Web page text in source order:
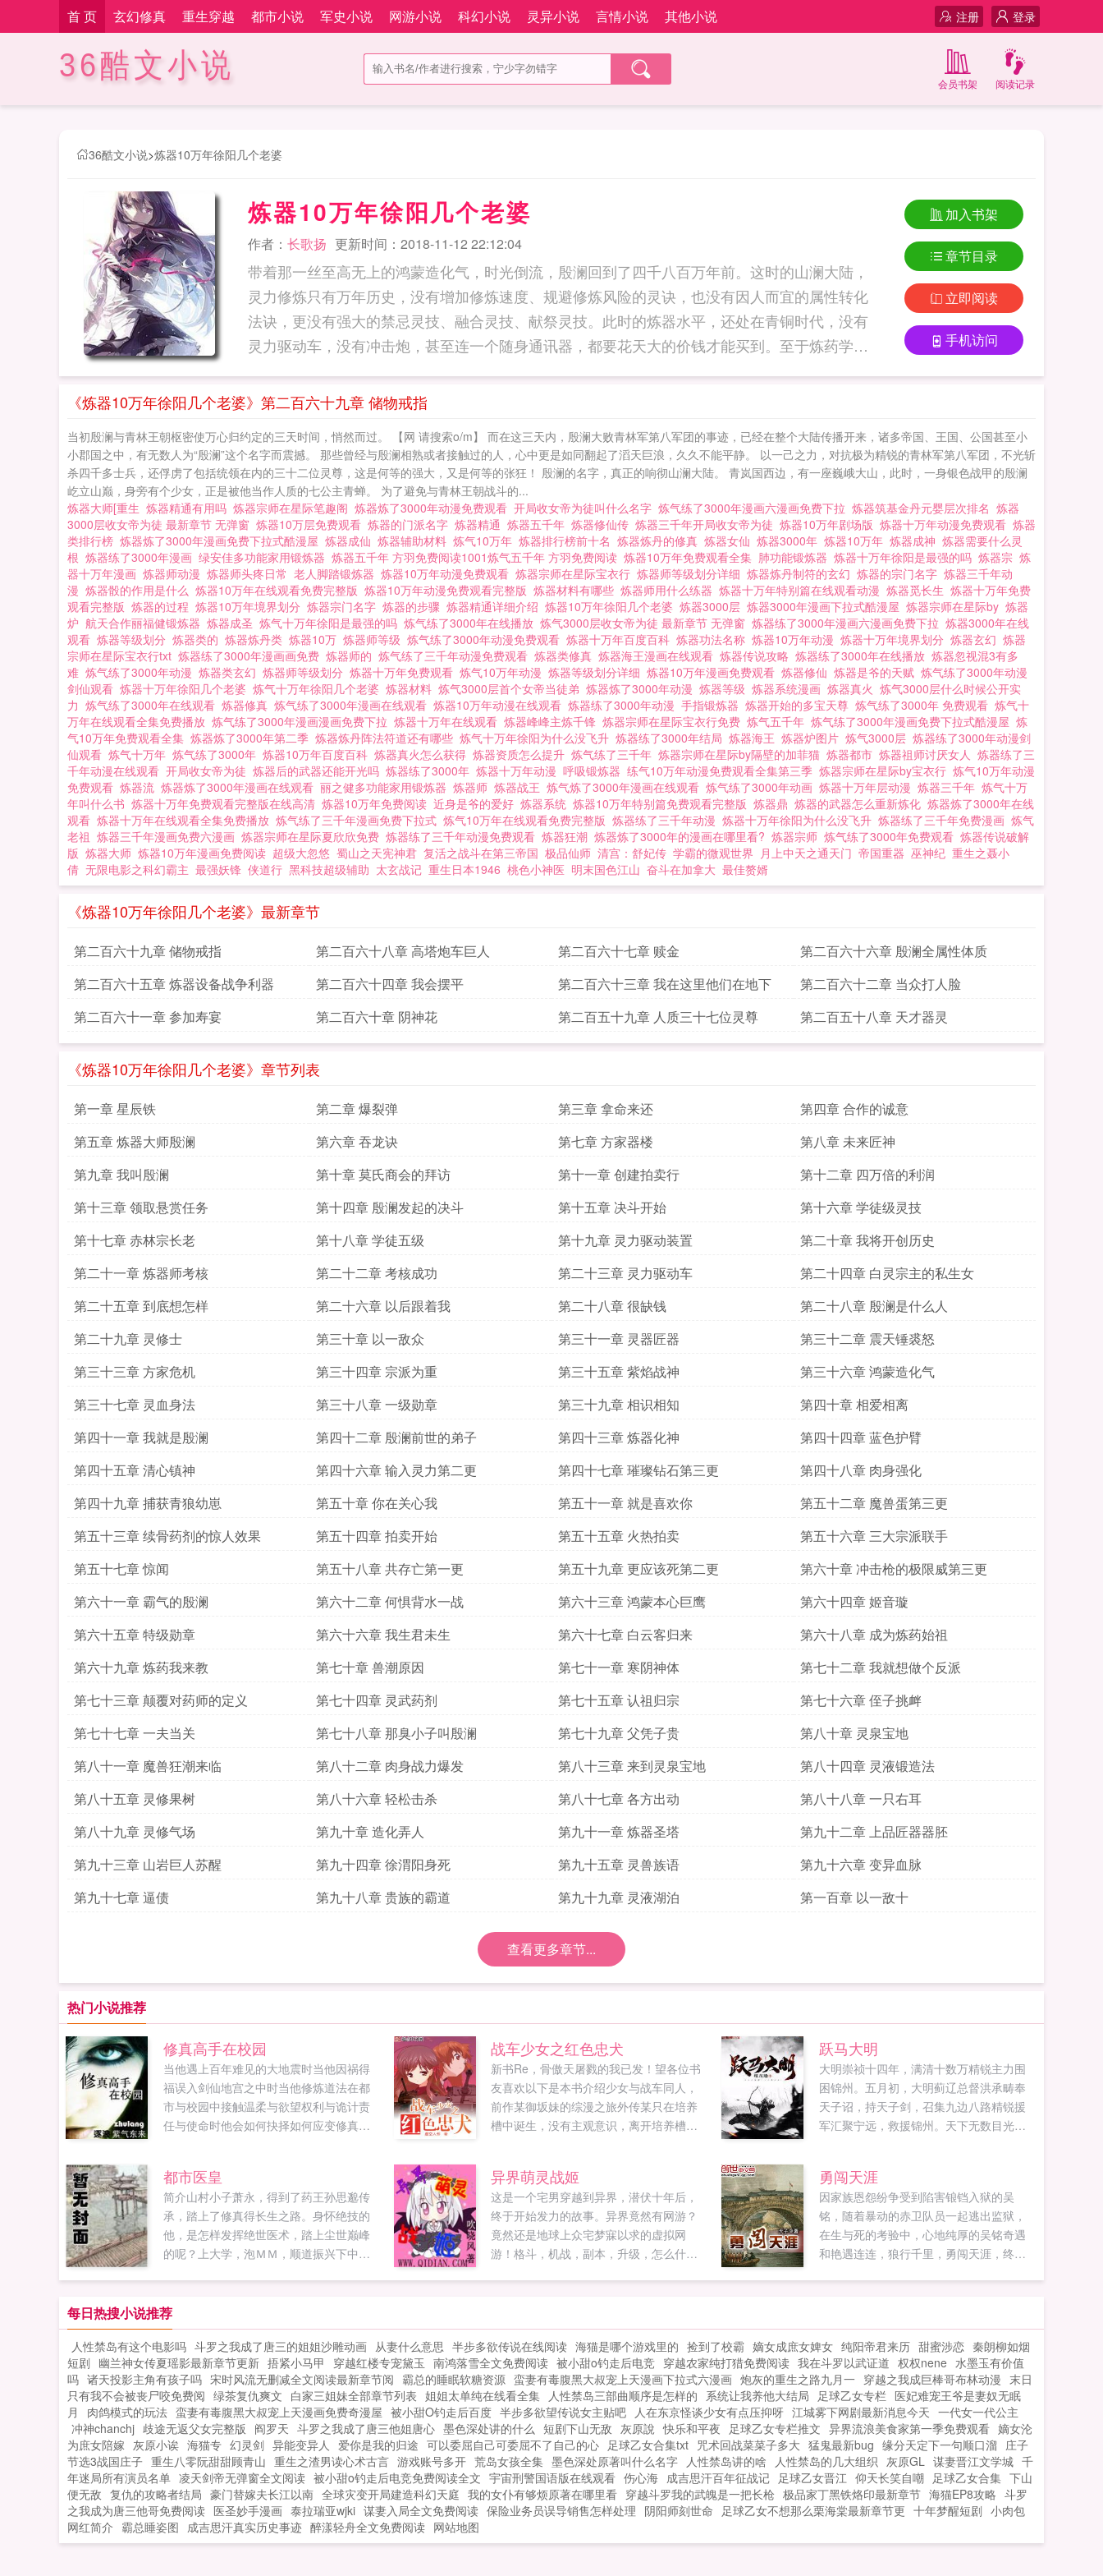
首 页 玄幻修真 重生穿越 都市小说 军史小说 网游小说 科幻小说 灵异小说 言情小说 其他小说 登录
注册
36酷文小说 阅读记录
会员书架
36酷文小说>炼器10万年徐阳几个老婆
炼器10万年徐阳几个老婆
作者： 长歌扬 更新时间：2018-11-12 22:12:04
带着那一丝至高无上的鸿蒙造化气，时光倒流，殷澜回到了四千八百万年前。这时的山澜大陆，
灵力修炼只有万年历史，没有增加修炼速度、规避修炼风险的灵诀，也没有因人而宜的属性转化
法诀，更没有强大的禁忌灵技、融合灵技、献祭灵技。此时的炼器水平，还处在青铜时代，没有
灵力驱动车，没有冲击炮，甚至连一个随身通讯器，都要花天大的价钱才能买到。至于炼药学的
条腿。那一个永远封存在记忆深处的善良女孩，也被逼得吞食烈性甘火油，之后毒发身亡，在最
加入书架
章节目录
立即阅读
手机访问
《炼器10万年徐阳几个老婆》第二百六十九章 储物戒指
当初殷澜与青林王朝枢密使万心归约定的三天时间，悄然而过。 【网 请搜索o/m】 而在这三天内，殷澜大败青林军第八军团的事迹，已经在整个大陆传播开来，诸多帝国、王国、公国甚至小
小郡国之中，有无数人为“殷澜”这个名字而震撼。 那些曾经与殷澜相熟或者接触过的人，心中更是如同翻起了滔天巨浪，久久不能平静。 以一己之力，对抗极为精锐的青林军第八军团，不光斩
杀四千多士兵，还俘虏了包括统领在内的三十二位灵尊，这是何等的强大，又是何等的张狂！ 殷澜的名字，真正的响彻山澜大陆。 青岚国西边，有一座巍峨大山，此时，一身银色战甲的殷澜
屹立山巅，身旁有个少女，正是被他当作人质的七公主青蝉。 为了避免与青林王朝战斗的...
炼器大师[重生 炼器精通有用吗 炼器宗师在星际笔趣阁 炼器炼了3000年动漫免费观看 开局收女帝为徒叫什么名字 炼气练了3000年漫画六漫画免费下拉 炼器筑基金丹元婴层次排名 炼器
3000层收女帝为徒 最新章节 无弹窗 炼器10万层免费观看 炼器的门派名字 炼器精通 炼器五千年 炼器修仙传 炼器三千年开局收女帝为徒 炼器10万年剧场版 炼器十万年动漫免费观看 炼器
类排行榜 炼器炼了3000年漫画免费下拉式酷漫屋 炼器成仙 炼器辅助材料 炼气10万年 炼器排行榜前十名 炼器炼丹的修真 炼器女仙 炼器3000年 炼器10万年 炼器成神 炼器需要什么灵
根 炼器练了3000年漫画 绿安佳多功能家用锻炼器 炼器五千年 方羽免费阅读1001炼气五千年 方羽免费阅读 炼器10万年免费观看全集 肺功能锻炼器 炼器十万年徐阳是最强的吗 炼器宗 炼
器十万年漫画 炼器师动漫 炼器师头疼日常 老人脚踏锻炼器 炼器10万年动漫免费观看 炼器宗师在星际宝衣行 炼器师等级划分详细 炼器炼丹制符的玄幻 炼器的宗门名字 炼器三千年动
漫 炼器骰的作用是什么 炼器10万年在线观看免费完整版 炼器10万年动漫免费观看完整版 炼器材料有哪些 炼器师用什么练器 炼器十万年特别篇在线观看动漫 炼器觅长生 炼器十万年免费
观看完整版 炼器的过程 炼器10万年境界划分 炼器宗门名字 炼器的步骤 炼器精通详细介绍 炼器10万年徐阳几个老婆 炼器3000层 炼器3000年漫画下拉式酷漫屋 炼器宗师在星际by 炼器
炉 航天合作丽福健锻炼器 炼器成圣 炼气十万年徐阳是最强的吗 炼气练了3000年在线播放 炼气3000层收女帝为徒 最新章节 无弹窗 炼器练了3000年漫画六漫画免费下拉 炼器3000年在线
观看 炼器等级划分 炼器类的 炼器炼丹类 炼器10万 炼器师等级 炼气练了3000年动漫免费观看 炼器十万年百度百科 炼器功法名称 炼器10万年动漫 炼器十万年境界划分 炼器玄幻 炼器
宗师在星际宝衣行txt 炼器练了3000年漫画画免费 炼器师的 炼气练了三千年动漫免费观看 炼器类修真 炼器海王漫画在线观看 炼器传说攻略 炼器练了3000年在线播放 炼器忽视混3有多
难 炼气练了3000年动漫 炼器类玄幻 炼器师等级划分 炼器十万年免费观看 炼气10万年动漫 炼器等级划分详细 炼器10万年漫画免费观看 炼器修仙 炼器是爷的天赋 炼气练了3000年动漫
剑仙观看 炼器十万年徐阳几个老婆 炼气十万年徐阳几个老婆 炼器材料 炼气3000层首个女帝当徒弟 炼器炼了3000年动漫 炼器等级 炼器系统漫画 炼器真火 炼气3000层什么时候公开实
力 炼气练了3000年在线观看 炼器修真 炼气练了3000年漫画在线观看 炼器10万年动漫在线观看 炼器练了3000年动漫 手指锻炼器 炼器开始的多宝天尊 炼气练了3000年 免费观看 炼气十
万年在线观看全集免费播放 炼气练了3000年漫画漫画免费下拉 炼器十万年在线观看 炼器峰峰主炼千锋 炼器宗师在星际宝衣行免费 炼气五千年 炼气练了3000年漫画免费下拉式酷漫屋 炼
气10万年免费观看全集 炼器炼了3000年第二季 炼器炼丹阵法符道还有哪些 炼气十万年徐阳为什么没飞升 炼器练了3000年结局 炼器海王 炼器炉图片 炼气3000层 炼器练了3000年动漫剑
仙观看 炼气十万年 炼气练了3000年 炼器10万年百度百科 炼器真火怎么获得 炼器资质怎么提升 炼气练了三千年 炼器宗师在星际by隔壁的加菲猫 炼器都市 炼器祖师讨厌女人 炼器练了三
千年动漫在线观看 开局收女帝为徒 炼器后的武器还能开光吗 炼器练了3000年 炼器十万年动漫 呼吸锻炼器 练气10万年动漫免费观看全集第三季 炼器宗师在星际by宝衣行 炼气10万年动漫
免费观看 炼器流 炼器炼了3000年漫画在线观看 丽之健多功能家用锻炼器 炼器师 炼器战王 炼气炼了3000年漫画在线观看 炼气练了3000年动画 炼器十万年层动漫 炼器三千年 炼气十万
年叫什么书 炼器十万年免费观看完整版在线高清 炼器10万年免费阅读 近身是爷的爱好 炼器系统 炼器10万年特别篇免费观看完整版 炼器鼎 炼器的武器怎么重新炼化 炼器炼了3000年在线
观看 炼器十万年在线观看全集免费播放 炼气练了三千年漫画免费下拉式 炼气10万年在线观看免费完整版 炼器练了三千年动漫 炼器十万年徐阳为什么没飞升 炼器练了三千年免费漫画 炼气
老祖 炼器三千年漫画免费六漫画 炼器宗师在星际夏欣欣免费 炼器练了三千年动漫免费观看 炼器狂潮 炼器炼了3000年的漫画在哪里看? 炼器宗师 炼气练了3000年免费观看 炼器传说破解
版 炼器大师 炼器10万年漫画免费阅读 超级大忽悠 蜀山之天宪神君 复活之战斗在第三帝国 极品仙师 清宫：舒妃传 学霸的微观世界 月上中天之通天门 帝国重器 巫神纪 重生之聂小
倩 无限电影之科幻霸主 最强妖锋 侠道行 黑科技超级辅助 太玄战记 重生日本1946 桃色小神医 明末国色江山 奋斗在加拿大 最佳赘婿
《炼器10万年徐阳几个老婆》最新章节
第二百六十九章 储物戒指 第二百六十八章 高塔炮车巨人 第二百六十七章 赎金
第二百六十六章 殷澜全属性体质
第二百六十五章 炼器设备战争利器
第二百六十四章 我会摆平 第二百六十三章 我在这里他们在地下
第二百六十二章 当众打人脸
第二百六十一章 参加寿宴
第二百六十章 阴神花 第二百五十九章 人质三十七位灵尊 第二百五十八章 天才器灵
《炼器10万年徐阳几个老婆》章节列表
第一章 星辰铁 第二章 爆裂弹 第三章 拿命来还
第四章 合作的诚意
第五章 炼器大师殷澜
第六章 吞龙诀 第七章 方家器楼
第八章 未来匠神
第九章 我叫殷澜
第十章 莫氏商会的拜访 第十一章 创建拍卖行
第十二章 四万倍的利润
第十三章 领取悬赏任务
第十四章 殷澜发起的决斗 第十五章 决斗开始
第十六章 学徒级灵技
第十七章 赤林宗长老
第十八章 学徒五级 第十九章 灵力驱动装置
第二十章 我将开创历史
第二十一章 炼器师考核
第二十二章 考核成功 第二十三章 灵力驱动车
第二十四章 白灵宗主的私生女
第二十五章 到底想怎样
第二十六章 以后跟着我 第二十八章 很缺钱
第二十八章 殷澜是什么人
第二十九章 灵修士
第三十章 以一敌众 第三十一章 灵器匠器
第三十二章 震天锤裘怒
第三十三章 方家危机
第三十四章 宗派为重 第三十五章 紫焰战神
第三十六章 鸿蒙造化气
第三十七章 灵血身法
第三十八章 一级勋章 第三十九章 相识相知
第四十章 相爱相离
第四十一章 我就是殷澜
第四十二章 殷澜前世的弟子 第四十三章 炼器化神
第四十四章 蓝色护臂
第四十五章 清心镇神
第四十六章 输入灵力第二更 第四十七章 璀璨钻石第三更
第四十八章 肉身强化
第四十九章 捕获青狼幼崽
第五十章 你在关心我 第五十一章 就是喜欢你
第五十二章 魔兽蛋第三更
第五十三章 续骨药剂的惊人效果
第五十四章 拍卖开始 第五十五章 火热拍卖
第五十六章 三大宗派联手
第五十七章 惊闻
第五十八章 共存亡第一更 第五十九章 更应该死第二更
第六十章 冲击枪的极限威第三更
第六十一章 霸气的殷澜
第六十二章 何惧背水一战 第六十三章 鸿蒙本心巨鹰
第六十四章 姬音璇
第六十五章 特级勋章
第六十六章 我生君未生 第六十七章 白云客归来
第六十八章 成为炼药始祖
第六十九章 炼药我来教
第七十章 兽潮原因 第七十一章 寒阴神体
第七十二章 我就想做个反派
第七十三章 颠覆对药师的定义
第七十四章 灵武药剂 第七十五章 认祖归宗
第七十六章 侄子挑衅
第七十七章 一夫当关
第七十八章 那臭小子叫殷澜 第七十九章 父凭子贵
第八十章 灵泉宝地
第八十一章 魔兽狂潮来临
第八十二章 肉身战力爆发 第八十三章 来到灵泉宝地
第八十四章 灵液锻造法
第八十五章 灵修果树
第八十六章 轻松击杀 第八十七章 各方出动
第八十八章 一只右耳
第八十九章 灵修气场
第九十章 造化弄人 第九十一章 炼器圣塔
第九十二章 上品匠器器胚
第九十三章 山岩巨人苏醒
第九十四章 徐渭阳身死 第九十五章 灵兽族语
第九十六章 变异血脉
第九十七章 逼债
第九十八章 贵族的霸道 第九十九章 灵液湖泊 第一百章 以一敌十
查看更多章节...
热门小说推荐
修真高手在校园
当他遇上百年难见的大地震时当他因祸得
福误入剑仙地宫之中时当他修炼道法在都
市与校园中接触温柔与欲望权利与诡计责
任与使命时他会如何抉择如何应变修真高
战车少女之红色忠犬
新书Re，骨傲天屠戮的我已发！望各位书
友喜欢以下是本书介绍少女与战车同人，
前作某御坂妹的综漫之旅外传某只在培养
槽中诞生，没有主观意识，离开培养槽不
界转生了。还获得了金手指一般的战车道
系统，但是惠里莎太好了，虽然不知...
跃马大明
大明崇祯十四年，满清十数万精锐主力围
困锦州。五月初，大明蓟辽总督洪承畴奉
天子诏，持天子剑，召集九边八路精锐援
军汇聚宁远，救援锦州。天下无数目光汇
时，宁远城外，迎来一名新兵三十功名尘
与土，八千里路云和月，多少英雄豪
杰？！捐躯报家国，九死尤未悔！！！各
位书友要是觉得跃马大明还不错的话请不
要忘记向您QQ群和微博里的朋友推荐哦！
跃马大明最新章节跃马大明无弹窗跃马大
朋友推荐哦！...
都市医皇
简介山村小子萧永，得到了药王孙思邈传
承，踏上了修真得长生之路。身怀绝技的
他，是怎样发挥绝世医术，踏上尘世巅峰
的呢？上大学，泡ＭＭ，顺道振兴下中
化那些送上门的无知二世祖！无畏困阻，
勇往直前，创造出属于他的传奇，他就是
绝世医皇！爱小家族群202392595未满，
真心喜欢本书的童鞋，请入。Ps小玄在内
起点二组签约作品，童鞋们多多支持，给
小玄写书的动力小玄说本书多女主本书
YY，故事发生于平行世界，勿与现实对
照。...
异界萌灵战姬
这是一个宅男穿越到异界，潜伏十年后，
终于开始发力的故事。异界竟然有网游？
竟然还是地球上众宅梦寐以求的虚拟网
游！格斗，机战，副本，升级，怎么什么
前电影院门口写着的周末情侣半价，看着
从自己面前走过的一对牛头人情侣，久久
无语。他该说什么？烧死异性恋？其实，
在异界，除了战斗和妹子，还有很多事情
可以干。李云语群②⑧⑧①⑧③③⑥⑤...
勇闯天涯
因家族恩怨纷争受到陷害锒铛入狱的吴
铭，随着暴动的赤卫队员一起逃出监狱，
在生与死的考验中，心地纯厚的吴铭奇遇
和艳遇连连，狼行千里，勇闯天涯，终于
徐徐展开。至今为止，天子已经完成铁骨
傲气凛然越境鬼医热血燃烧大时代光速领
跑者再生传奇等九部作品，每一本都完
本，值得您的收藏和阅读！...
每日热搜小说推荐
人性禁岛有这个电影吗 斗罗之我成了唐三的姐姐沙雕动画 从妻什么意思 半步多欲传说在线阅读 海猫是哪个游戏里的 捡到了校霸 嫡女成庶女婢女 纯阳帝君来历 甜蜜涉恋 秦朗柳如烟
短剧 幽兰神女传夏瑶影最新章节更新 捂紧小马甲 穿越红楼专宠黛玉 南鸿落雪全文免费阅读 被小甜o钓走后电竞 穿越农家纯打猎免费阅读 我在斗罗以武证道 权权nene 水墨玉有价值
吗 诸天投影主角有孩子吗 宋时风流无删减全文阅读最新章节阅 霸总的睡眠软糖资源 蛮妻有毒腹黑大叔宠上天漫画下拉式六漫画 炮灰的重生之路九月一 穿越之我成巨棒哥布林动漫 末日
只有我不会被丧尸咬免费阅 绿茶复仇爽文 白家三姐妹全部章节列表 姐姐太单纯在线看全集 人性禁岛三部曲顺序是怎样的 系统让我养他大结局 足球乙女专栏 医妃难宠王爷是妻奴无眠
月
肉鸽模式的玩法 蛮妻有毒腹黑大叔宠上天漫画免费奇漫屋 被小甜O钓走后百度 半步多欲望传说女主贴吧 人在东京怪谈少女有点压抑呀 江城雾下网剧最新消息今天 一代女一代公主
冲神chanchj 歧途无返父女完整版 阎罗天 斗罗之我成了唐三他姐唐心 墨色深处讲的什么 短剧下山无敌 灰原說 快乐和平夜 足球乙女专栏推文 异界流浪美食家第一季免费观看 嫡女沦
为庶女陪嫁 灰原小诶 海猫专 幻灵剑 异能变异人 爱你是我的归途 可以委屈自己可委屈不了自己的心 足球乙女合集txt 咒术回战菜菜子多大 猛鬼最新bug 缘分天定下一句顺口溜 庄子
节选3战国庄子 重生八零阮甜甜顾青山 重生之渣男读心术古言 游戏账号多开 荒岛女孩全集 墨色深处原著叫什么名字 人性禁岛讲的啥 人性禁岛的几大组织 灰原GL 谋妻晋江文学城 千
年迷局所有演员名单 凌天剑帝无弹窗全文阅读 被小甜o钓走后电竞免费阅读全文 宇宙刑警国语版在线观看 伤心海 成吉思汗百年征战记 足球乙女晋江 仰天长笑自嘲 足球乙女合集 下山
便无敌 复仇的攻略者结局 豪门替嫁夫长江以南 全球灾变开局建造科幻天庭 我的女仆有够烦原著在哪里看 穿越斗罗我的武魄是一把长枪 极品家丁黑铁烙印最新章节 海猫EP8攻略 斗罗
之我成为唐三他哥免费阅读 医圣妙手漫画 泰拉瑞亚wjki 谋妻入局全文免费阅读 保险业务员误导销售怎样处理 阴阳师刻世命 足球乙女不想那么栗海棠最新章节更 十年梦醒短剧 小肉包
网红简介 霸总睡姿图 成吉思汗真实历史事迹 醉漾轻舟全文免费阅读 网站地图